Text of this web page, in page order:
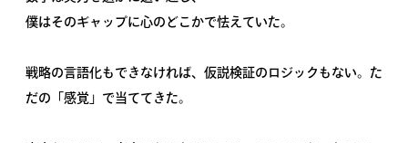
僕はそのギャップに心のどこかで怯えていた。
戦略の言語化もできなければ、仮説検証のロジックもない。た
だの「感覚」で当ててきた。